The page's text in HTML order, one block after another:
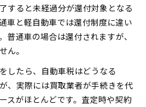
すると未経過分が還付対象となる
車と軽自動車では還付制度に違い
普通車の場合は還付されますが、
ん。
したら、自動車税はどうなる
、実際には買取業者が手続きを代
スがほとんどです。査定時や契約